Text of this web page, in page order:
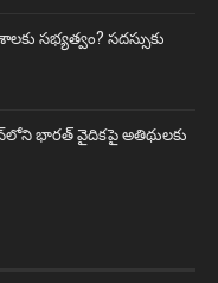
సభ్యత్వం? సదస్సుకు
భారత్ వైదికపై అతిథులకు